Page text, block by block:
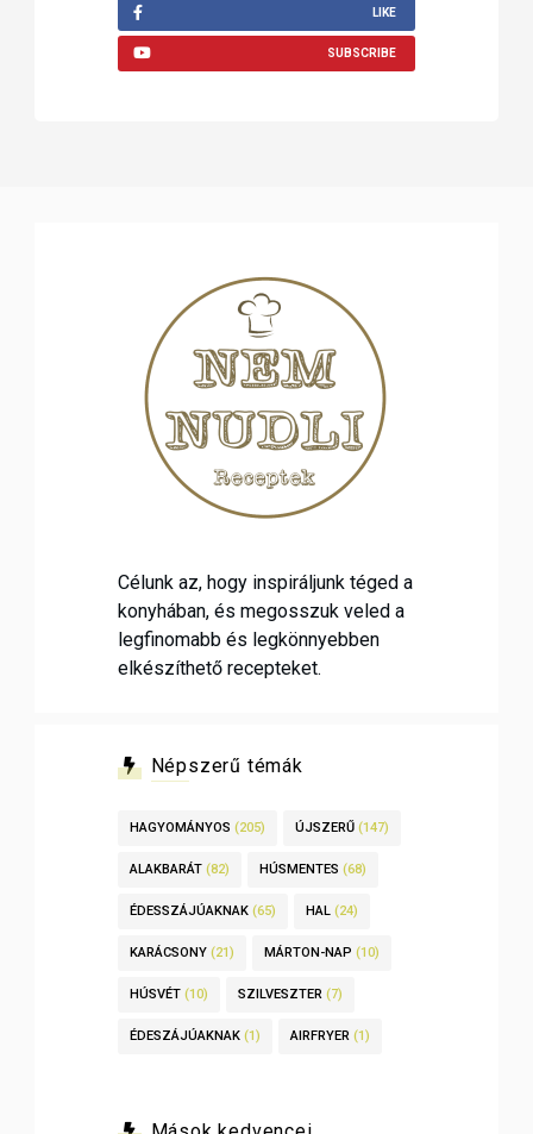
LIKE
SUBSCRIBE
Célunk az, hogy inspiráljunk téged a
konyhában, és megosszuk veled a
legfinomabb és legkönnyebben
elkészíthető recepteket.
Népszerű témák
HAGYOMÁNYOS (205) ÚJSZERŰ (147)
ALAKBARÁT (82) HÚSMENTES (68)
ÉDESSZÁJÚAKNAK (65) HAL (24)
KARÁCSONY (21) MÁRTON-NAP (10)
HÚSVÉT (10) SZILVESZTER (7)
ÉDESZÁJÚAKNAK (1) AIRFRYER (1)